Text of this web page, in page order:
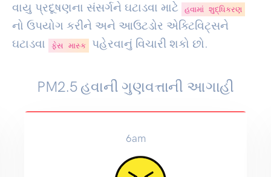
વાયુ પ્રદૂષણના સંસર્ગને ઘટાડવા માટે
હવામાં શુદ્ધિકરણ
નો ઉપયોગ કરીને અને આઉટડોર એક્ટિવિટ્સને
ઘટાડવા
ફેસ માસ્ક પહેરવાનું વિચારી શકો છો.
PM2.5 હવાની ગુણવત્તાની આગાહી
6am